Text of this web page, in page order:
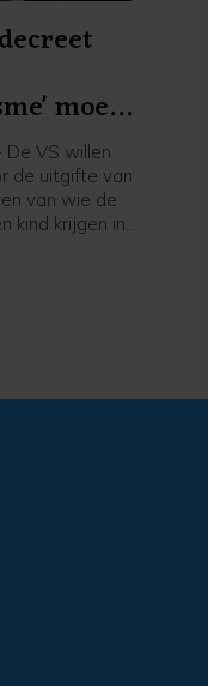
moet
De VS willen
de uitgifte van
van wie de
kind krijgen in